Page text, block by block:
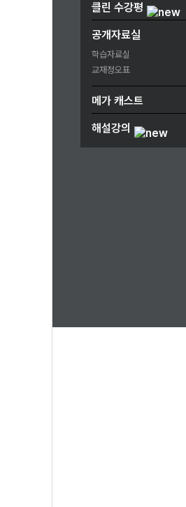
클린 수강평
공개자료실
학습자료실
교재정오표
메가 캐스트
해설강의